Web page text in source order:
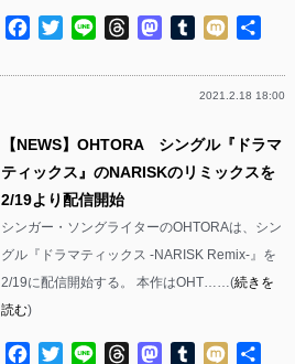
Facebook
TwitterLine ThreadsMastodon
Tumblr
Mixi
2021.2.18 18:00
【NEWS】OHTORA シングル『ドラマ
ティックス』のNARISKのリミックスを
2/19より配信開始
シンガー・ソングライターのOHTORAは、シン
グル『ドラマティックス -NARISK Remix-』を
2/19に配信開始する。 本作はOHT……(続きを
読む)
Facebook
TwitterLine ThreadsMastodon
Tumblr
Mixi